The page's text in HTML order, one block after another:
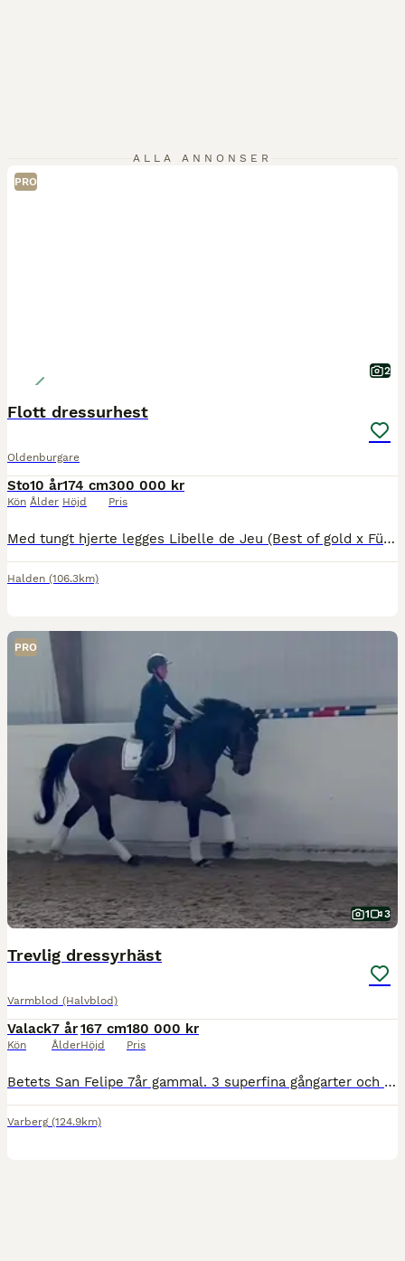
ALLA ANNONSER
PRO
2
Flott dressurhest
Oldenburgare
Sto
Kön
10 år
Ålder
174 cm
Höjd
300 000 kr
Pris
Med tungt hjerte legges Libelle de Jeu (Best of gold x Fürst Romancier x Belissimo M) ut for salg. Hun er en flott dressurhest med tre gode gangarter som går stabilt alle øvelser til MB og flere øvels
Halden (106.3km)
PRO
1 3
Trevlig dressyrhäst
Varmblod (Halvblod)
Valack
Kön
7 år
Ålder
167 cm
Höjd
180 000 kr
Pris
Betets San Felipe 7år gammal. 3 superfina gångarter och hoppar trevligt. Mest fokuserat på dressyr. Snäll i all hantering så som att sko, lasta, klippa och duscha. En super trevlig bästakompis för fra
Varberg (124.9km)